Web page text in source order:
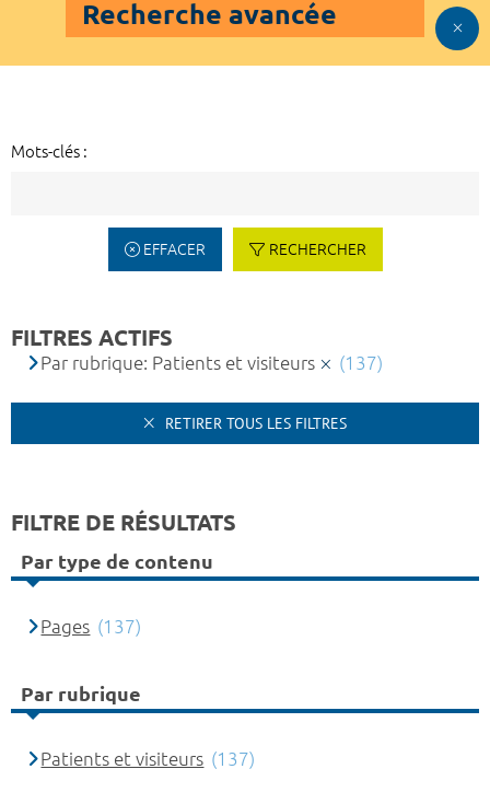
Recherche avancée
Mots-clés :
EFFACER RECHERCHER
FILTRES ACTIFS
Par rubrique: Patients et visiteurs (137)
RETIRER TOUS LES FILTRES
FILTRE DE RÉSULTATS
Par type de contenu
Pages (137)
Par rubrique
Patients et visiteurs (137)